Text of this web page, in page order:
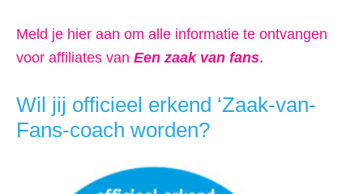
Meld je hier aan om alle informatie te ontvangen
voor affiliates van Een zaak van fans.
Wil jij officieel erkend ‘Zaak-van-
Fans-coach worden?